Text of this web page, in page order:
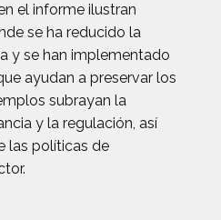
el informe ilustran
se ha reducido la
y se han implementado
ayudan a preservar los
subrayan la
y la regulación, así
las políticas de